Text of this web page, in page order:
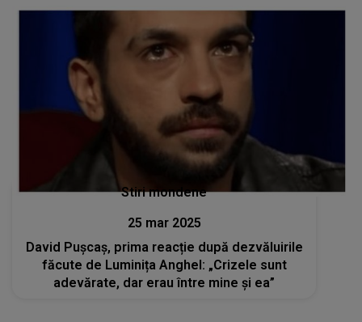
Stiri mondene
25 mar 2025
David Pușcaș, prima reacție după dezvăluirile
făcute de Luminița Anghel: „Crizele sunt
adevărate, dar erau între mine și ea”